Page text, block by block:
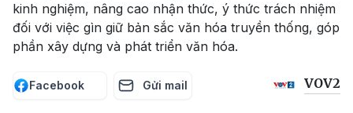
kinh nghiệm, nâng cao nhận thức, ý thức trách nhiệm
đối với việc gìn giữ bản sắc văn hóa truyền thống, góp
phần xây dựng và phát triển văn hóa.
Facebook Gửi mail VOV2